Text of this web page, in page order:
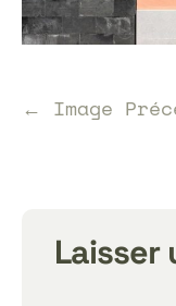
← Image
Laisser